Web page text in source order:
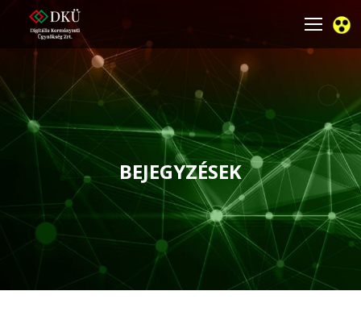
BEJEGYZÉSEK
You are here: